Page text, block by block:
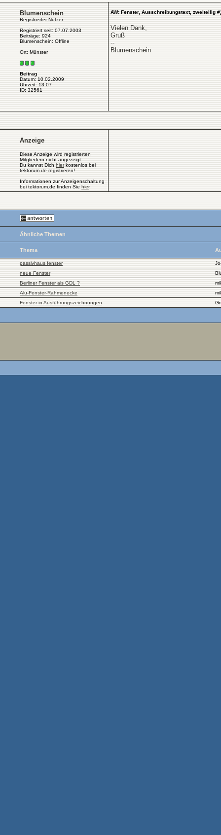
Blumenschein
Registrierter Nutzer
Registriert seit: 07.07.2003
Beiträge: 924
Blumenschein: Offline
Ort: Münster
Beitrag
Datum: 10.02.2009
Uhrzeit: 13:07
ID: 32561
AW: Fenster, Ausschreibungstext, zweiteilig #
Vielen Dank,
Gruß
--
Blumenschein
Anzeige
Diese Anzeige wird registrierten
Mitgliedern nicht angezeigt.
Du kannst Dich hierkostenlos bei
tektorum.de registrieren!
Informationen zur Anzeigenschaltung
bei tektorum.de finden Sie hier.
Ähnliche Themen
Thema
passivhaus fenster
neue Fenster
Berliner Fenster als GDL ?
Alu-Fenster-Rahmenecke
Fenster in Ausführungszeichnungen